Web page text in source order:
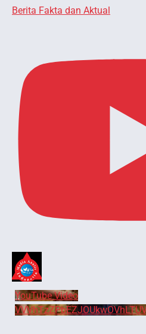
Berita Fakta dan Aktual
YouTube Video